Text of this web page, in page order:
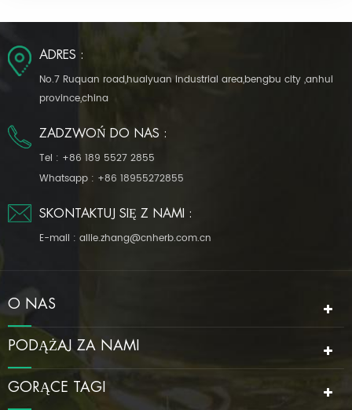
ADRES :
No.7 Ruquan road,huaiyuan industrial area,bengbu city ,anhui
province,china
ZADZWOŃ DO NAS :
Tel : +86 189 5527 2855
Whatsapp : +86 18955272855
SKONTAKTUJ SIĘ Z NAMI :
E-mail : allie.zhang@cnherb.com.cn
O NAS
PODĄŻAJ ZA NAMI
GORĄCE TAGI